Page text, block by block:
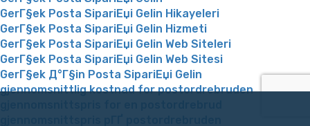
GerГ§ek Posta SipariЕџi Gelin Hikayeleri
GerГ§ek Posta SipariЕџi Gelin Hizmeti
GerГ§ek Posta SipariЕџi Gelin Web Siteleri
GerГ§ek Posta SipariЕџi Gelin Web Sitesi
GerГ§ek Д°Г§in Posta SipariЕџi Gelin
gjennomsnittlig kostnad for postordrebruden